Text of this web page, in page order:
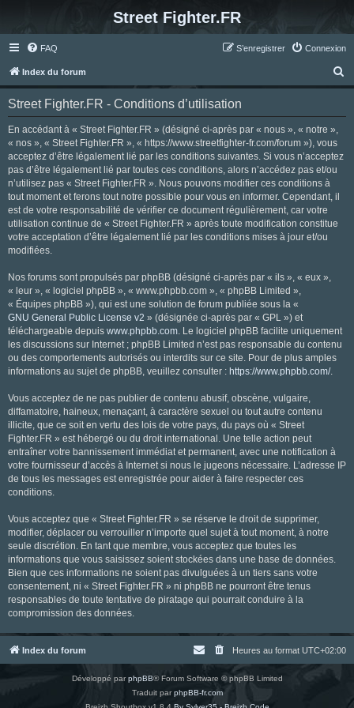
Street Fighter.FR
FAQ Connexion
S’enregistrer
Index du forum
e
Street Fighter.FR - Conditions d’utilisation
En accédant à « Street Fighter.FR » (désigné ci-après par « nous », « notre »,
« nos », « Street Fighter.FR », « https://www.streetfighter-fr.com/forum »), vous
acceptez d’être légalement lié par les conditions suivantes. Si vous n’acceptez
pas d’être légalement lié par toutes ces conditions, alors n’accédez pas et/ou
n’utilisez pas « Street Fighter.FR ». Nous pouvons modifier ces conditions à
tout moment et ferons tout notre possible pour vous en informer. Cependant, il
est de votre responsabilité de vérifier ce document régulièrement, car votre
utilisation continue de « Street Fighter.FR » après toute modification constitue
votre acceptation d’être légalement lié par les conditions mises à jour et/ou
modifiées.
Nos forums sont propulsés par phpBB (désigné ci-après par « ils », « eux »,
« leur », « logiciel phpBB », « www.phpbb.com », « phpBB Limited »,
« Équipes phpBB »), qui est une solution de forum publiée sous la «
GNU General Public License v2 » (désignée ci-après par « GPL ») et
téléchargeable depuis www.phpbb.com. Le logiciel phpBB facilite uniquement
les discussions sur Internet ; phpBB Limited n’est pas responsable du contenu
ou des comportements autorisés ou interdits sur ce site. Pour de plus amples
informations au sujet de phpBB, veuillez consulter : https://www.phpbb.com/.
Vous acceptez de ne pas publier de contenu abusif, obscène, vulgaire,
diffamatoire, haineux, menaçant, à caractère sexuel ou tout autre contenu
illicite, que ce soit en vertu des lois de votre pays, du pays où « Street
Fighter.FR » est hébergé ou du droit international. Une telle action peut
entraîner votre bannissement immédiat et permanent, avec une notification à
votre fournisseur d’accès à Internet si nous le jugeons nécessaire. L’adresse IP
de tous les messages est enregistrée pour aider à faire respecter ces
conditions.
Vous acceptez que « Street Fighter.FR » se réserve le droit de supprimer,
modifier, déplacer ou verrouiller n’importe quel sujet à tout moment, à notre
seule discrétion. En tant que membre, vous acceptez que toutes les
informations que vous saisissez soient stockées dans une base de données.
Bien que ces informations ne soient pas divulguées à un tiers sans votre
consentement, ni « Street Fighter.FR » ni phpBB ne pourront être tenus
responsables de toute tentative de piratage qui pourrait conduire à la
compromission des données.
Index du forum Heures au format UTC+02:00
Développé parphpBB® Forum Software © phpBB Limited
Traduit parphpBB-fr.com